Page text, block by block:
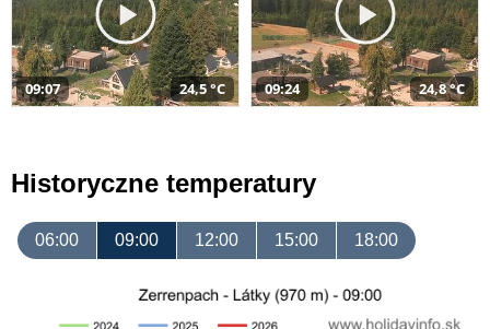
09:07 24,5 °C 09:24 24,8 °C
Historyczne temperatury
06:00 09:00 12:00 15:00 18:00